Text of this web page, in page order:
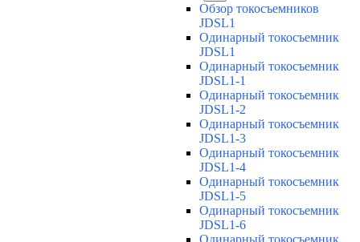
Обзор токосъемников
JDSL1
Одинарный токосъемник
JDSL1
Одинарный токосъемник
JDSL1-1
Одинарный токосъемник
JDSL1-2
Одинарный токосъемник
JDSL1-3
Одинарный токосъемник
JDSL1-4
Одинарный токосъемник
JDSL1-5
Одинарный токосъемник
JDSL1-6
Одинарный токосъемник